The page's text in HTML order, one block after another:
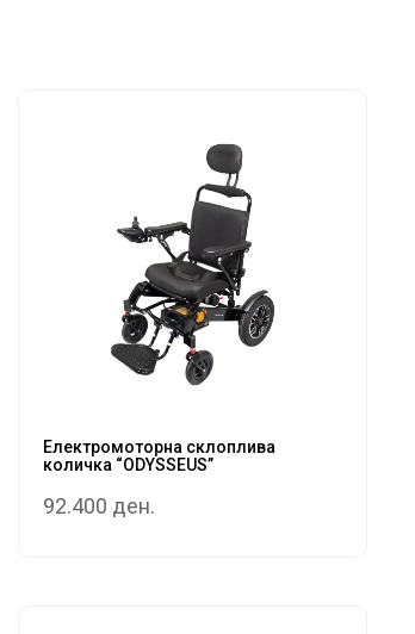
Електромоторна склоплива
количка “ODYSSEUS”
92.400 ден.